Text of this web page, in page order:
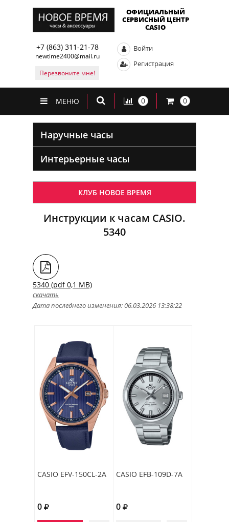
ОФИЦИАЛЬНЫЙ
СЕРВИСНЫЙ ЦЕНТР
CASIO
+7 (863) 311-21-78
newtime2400@mail.ru
Перезвоните мне!
Войти
Регистрация
МЕНЮ 0 0
Наручные часы
Интерьерные часы
КЛУБ НОВОЕ ВРЕМЯ
Инструкции к часам CASIO.
5340
5340 (pdf 0,1 MB)
скачать
Дата последнего изменения: 06.03.2026 13:38:22
CASIO EFV-150CL-2A
0
CASIO EFB-109D-7A
0